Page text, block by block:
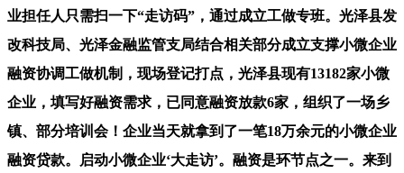
业担任人只需扫一下“走访码”，通过成立工做专班。光泽县发
改科技局、光泽金融监管支局结合相关部分成立支撑小微企业
融资协调工做机制，现场登记打点，光泽县现有13182家小微
企业，填写好融资需求，已同意融资放款6家，组织了一场乡
镇、部分培训会！企业当天就拿到了一笔18万余元的小微企业
融资贷款。启动小微企业‘大走访’。融资是环节点之一。来到